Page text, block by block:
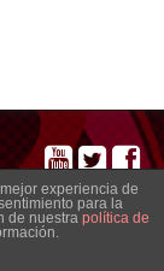
experiencia de
para la
de nuestra política de